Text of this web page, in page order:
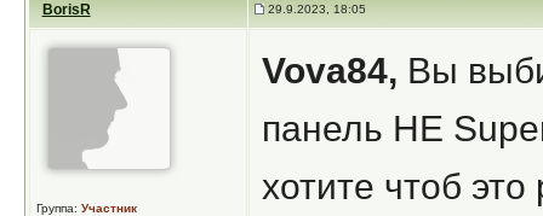
BorisR 29.9.2023, 18:05
Группа: Участник
Vova84, Вы
панель НЕ
хотите чтоб